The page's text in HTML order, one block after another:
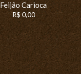
Feijão Carioca
R$ 0,00